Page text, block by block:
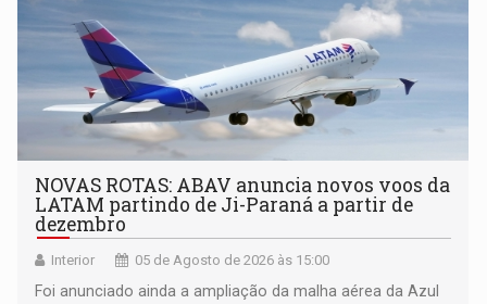
NOVAS ROTAS: ABAV anuncia novos voos da
LATAM partindo de Ji-Paraná a partir de
dezembro
Interior 05 de Agosto de 2026 às 15:00
Foi anunciado ainda a ampliação da malha aérea da Azul